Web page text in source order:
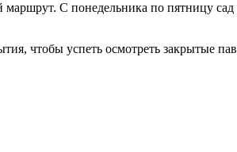
С понедельника по пятницу сад
чтобы успеть осмотреть закрытые